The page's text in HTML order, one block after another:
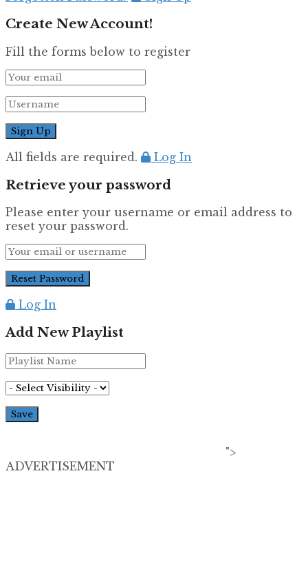
Create New Account!
Fill the forms below to register
All fields are required. Log In
Retrieve your password
Please enter your username or email address to
reset your password.
Log In
Add New Playlist
">
ADVERTISEMENT